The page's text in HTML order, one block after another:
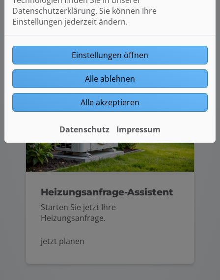
Gestalten Sie Ihr Bad einfach in 3D.
jetzt planen
Heizungsanfrage-Assistent
Starten Sie jetzt Ihre
Heizungsanfrage.
jetzt planen
Datenschutzerklärung. Sie können Ihre
Einstellungen jederzeit ändern.
Einstellungen öffnen
Alle ablehnen
Alle akzeptieren
Datenschutz Impressum